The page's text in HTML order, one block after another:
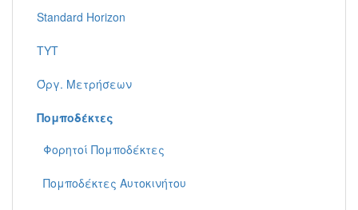
Standard Horizon
TYT
Όργ. Μετρήσεων
Πομποδέκτες
Φορητoί Πομποδέκτες
Πομποδέκτες Aυτοκινήτου